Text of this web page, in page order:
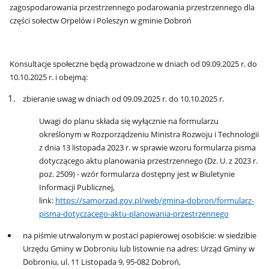
zagospodarowania przestrzennego podarowania przestrzennego dla
części sołectw Orpelów i Poleszyn w gminie Dobroń
Konsultacje społeczne będą prowadzone w dniach od 09.09.2025 r. do
10.10.2025 r. i obejmą:
zbieranie uwag w dniach od 09.09.2025 r. do 10.10.2025 r.
Uwagi do planu składa się wyłącznie na formularzu
określonym w Rozporządzeniu Ministra Rozwoju i Technologii
z dnia 13 listopada 2023 r. w sprawie wzoru formularza pisma
dotyczącego aktu planowania przestrzennego (Dz. U. z 2023 r.
poz. 2509) - wzór formularza dostępny jest w Biuletynie
Informacji Publicznej,
link: https://samorzad.gov.pl/web/gmina-dobron/formularz-
pisma-dotyczacego-aktu-planowania-przestrzennego
na piśmie utrwalonym w postaci papierowej osobiście: w siedzibie
Urzędu Gminy w Dobroniu lub listownie na adres: Urząd Gminy w
Dobroniu, ul. 11 Listopada 9, 95-082 Dobroń,